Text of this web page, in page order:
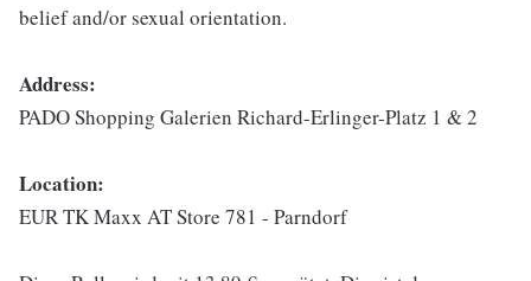
belief and/or sexual orientation.
Address:
PADO Shopping Galerien Richard-Erlinger-Platz 1 & 2
Location:
EUR TK Maxx AT Store 781 - Parndorf